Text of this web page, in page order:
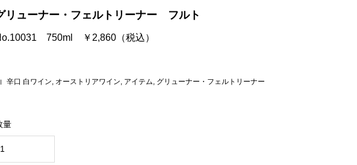
リューナー・フェルトリーナー フルト
750ml ￥2,860（税込）
辛口 白ワイン オーストリアワイン アイテム グリューナー・フェルトリーナー
量